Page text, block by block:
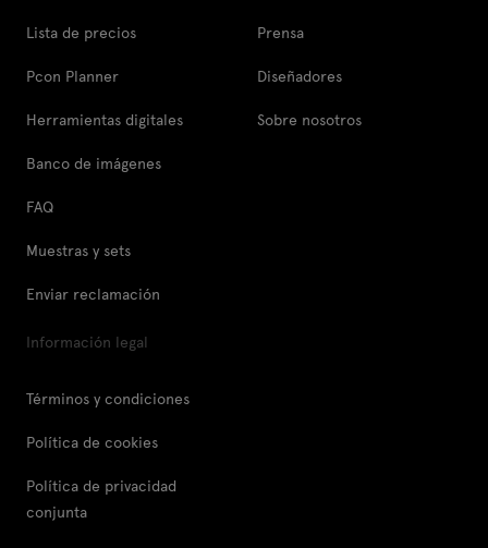
Lista de precios
Pcon Planner
Herramientas digitales
Banco de imágenes
FAQ
Muestras y sets
Enviar reclamación
Prensa
Diseñadores
Sobre nosotros
Información legal
Términos y condiciones
Política de cookies
Política de privacidad
conjunta